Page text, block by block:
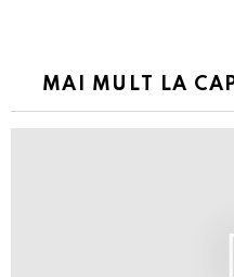
MAI MULT LA